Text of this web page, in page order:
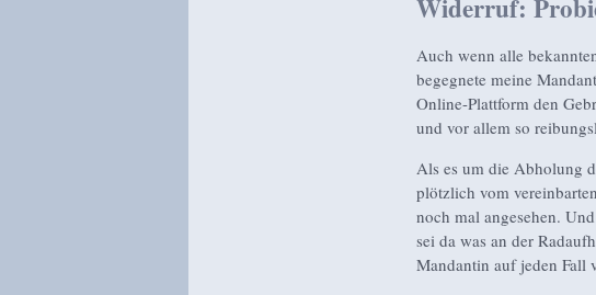
Widerruf:
Auch wenn alle
begegnete meine
Online-Plattform den
und vor allem so
Als es um die Abholung
plötzlich vom
noch mal angesehen.
sei da was an der
Mandantin auf jeden Fall